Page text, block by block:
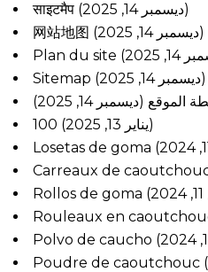
साइटमैप
(ديسمبر 14, 2025)
网站地图
(ديسمبر 14, 2025)
Plan du site
Sitemap
(ديسمبر 14, 2025)
الموقع (ديسمبر 14, 2025)
100
(يناير 13, 2025)
Losetas de goma
Carreaux de
Rollos de goma
Rouleaux en
Polvo de caucho
Poudre de caoutchouc